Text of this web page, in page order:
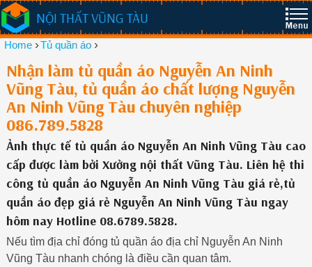
NỘI THẤT VŨNG TÀU
Home ›Tủ quần áo ›
Nhận làm tủ quần áo Nguyễn An Ninh
Vũng Tàu, tủ quần áo chất lượng Nguyễn
An Ninh Vũng Tàu chuyên nghiệp
086.789.5828
Ảnh thực tế tủ quần áo Nguyễn An Ninh Vũng Tàu cao
cấp được làm bởi Xưởng nội thất Vũng Tàu. Liên hệ thi
công tủ quần áo Nguyễn An Ninh Vũng Tàu giá rẻ,tủ
quần áo đẹp giá rẻ Nguyễn An Ninh Vũng Tàu ngay
hôm nay Hotline 08.6789.5828.
Nếu tìm địa chỉ đóng tủ quần áo địa chỉ Nguyễn An Ninh
Vũng Tàu nhanh chóng là điều cần quan tâm.